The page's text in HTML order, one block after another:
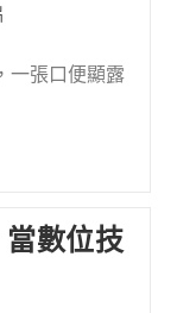
一張口便顯露
數位技